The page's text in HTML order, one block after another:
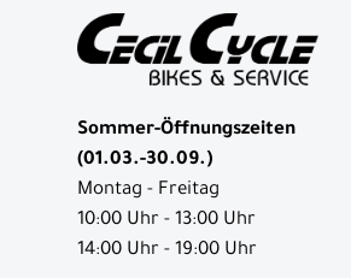
Sommer-Öffnungszeiten
(01.03.-30.09.)
Montag - Freitag
10:00 Uhr - 13:00 Uhr
14:00 Uhr - 19:00 Uhr